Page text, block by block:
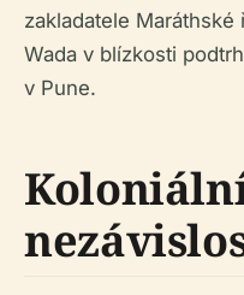
zakladatele
Wada v blízkosti
v Pune.